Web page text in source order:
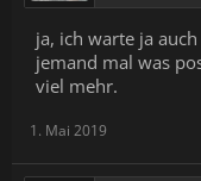
ja, ich warte ja
jemand mal was
viel mehr.
1. Mai 2019